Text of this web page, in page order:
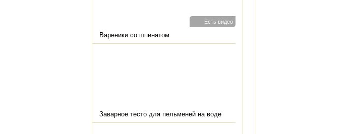
Есть видео
Вареники со шпинатом
Заварное тесто для пельменей на воде